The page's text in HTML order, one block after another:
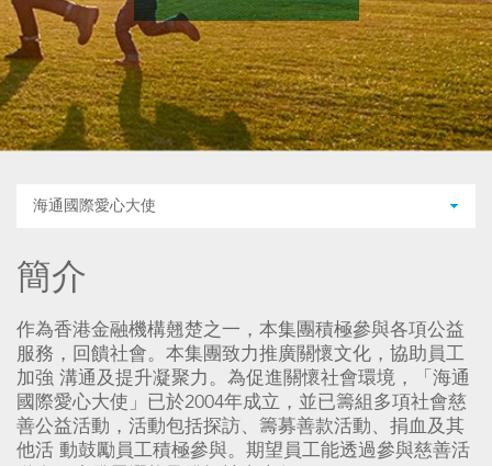
開設戶口 客戶登入
海通國際愛心大使
簡介
作為香港金融機構翹楚之一，本集團積極參與各項公益
服務，回饋社會。本集團致力推廣關懷文化，協助員工
加強 溝通及提升凝聚力。為促進關懷社會環境，「海通
國際愛心大使」已於2004年成立，並已籌組多項社會慈
善公益活動，活動包括探訪、籌募善款活動、捐血及其
他活 動鼓勵員工積極參與。期望員工能透過參與慈善活